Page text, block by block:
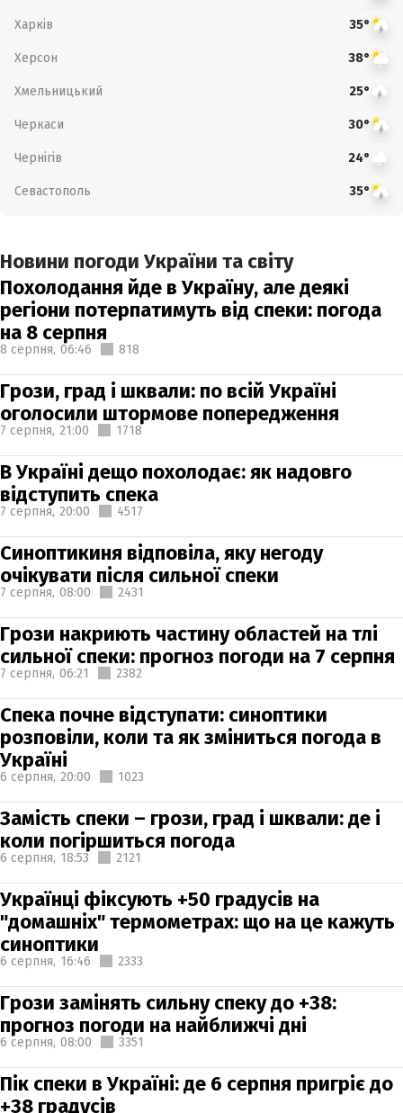
Харків 35°
Херсон 38°
Хмельницький 25°
Черкаси 30°
Чернігів 24°
Севастополь 35°
Новини погоди України та світу
Похолодання йде в Україну, але деякі
регіони потерпатимуть від спеки: погода
на 8 серпня
8 серпня, 06:46 818
Грози, град і шквали: по всій Україні
оголосили штормове попередження
7 серпня, 21:00 1718
В Україні дещо похолодає: як надовго
відступить спека
7 серпня, 20:00 4517
Синоптикиня відповіла, яку негоду
очікувати після сильної спеки
7 серпня, 08:00 2431
Грози накриють частину областей на тлі
сильної спеки: прогноз погоди на 7 серпня
7 серпня, 06:21 2382
Спека почне відступати: синоптики
розповіли, коли та як зміниться погода в
Україні
6 серпня, 20:00 1023
Замість спеки – грози, град і шквали: де і
коли погіршиться погода
6 серпня, 18:53 2121
Українці фіксують +50 градусів на
"домашніх" термометрах: що на це кажуть
синоптики
6 серпня, 16:46 2333
Грози замінять сильну спеку до +38:
прогноз погоди на найближчі дні
6 серпня, 08:00 3351
Пік спеки в Україні: де 6 серпня пригріє до
+38 градусів